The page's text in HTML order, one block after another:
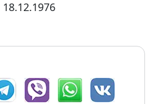
18.12.1976